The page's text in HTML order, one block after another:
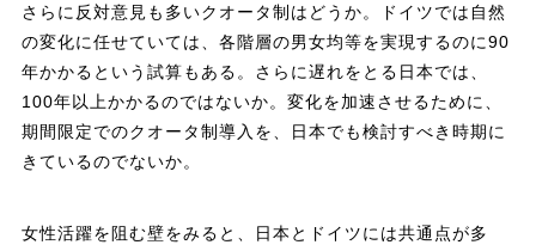
さらに反対意見も多いクオータ制はどうか。ドイツでは自然
の変化に任せていては、各階層の男女均等を実現するのに90
年かかるという試算もある。さらに遅れをとる日本では、
100年以上かかるのではないか。変化を加速させるために、
期間限定でのクオータ制導入を、日本でも検討すべき時期に
きているのでないか。
女性活躍を阻む壁をみると、日本とドイツには共通点が多